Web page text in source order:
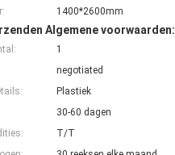
1400*2600mm
Algemene voorwaarden:
1
negotiated
Plastiek
30-60 dagen
T/T